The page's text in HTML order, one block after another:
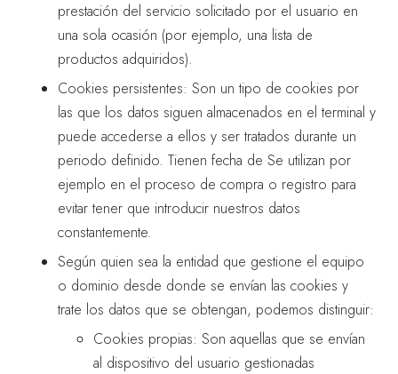
prestación del servicio solicitado por el usuario en
una sola ocasión (por ejemplo, una lista de
productos adquiridos).
Cookies persistentes: Son un tipo de cookies por
las que los datos siguen almacenados en el terminal y
puede accederse a ellos y ser tratados durante un
periodo definido. Tienen fecha de Se utilizan por
ejemplo en el proceso de compra o registro para
evitar tener que introducir nuestros datos
constantemente.
Según quien sea la entidad que gestione el equipo
o dominio desde donde se envían las cookies y
trate los datos que se obtengan, podemos distinguir:
Cookies propias: Son aquellas que se envían
al dispositivo del usuario gestionadas